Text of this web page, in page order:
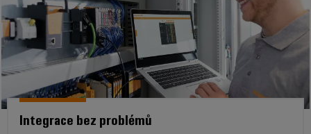
Integrace bez problémů